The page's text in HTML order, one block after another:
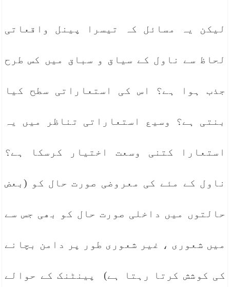
لیکن یہ مسائل کہ تیسرا پینل واقعاتی
لحاظ سے ناول کے سیاق و سباق میں کس طرح
جذب ہوا ہے؟ اس کی استعاراتی سطح کیا
بنتی ہے؟ وسیع استعاراتی تناظر میں یہ
استعارا کتنی وسعت اختیار کرسکا ہے؟
ناول کے مئے کی معروضی صورت حال کو (بعض
حالتوں میں داخلی صورت حال کو بھی جس سے
میں شعوری ، غیر شعوری طور پر دامن بچانے
کی کوشش کرتا رہتا ہے) پینٹنک کے حوالے